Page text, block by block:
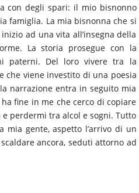
con degli spari: il mio bisnonno
famiglia. La mia bisnonna che si
ad una vita all’insegna della
La storia prosegue con la
paterni. Del loro vivere tra la
che viene investito di una poesia
narrazione entra in seguito mia
fine in me che cerco di copiare
perdermi tra alcol e sogni. Tutto
mia gente, aspetto l’arrivo di un
ancora, seduti attorno ad